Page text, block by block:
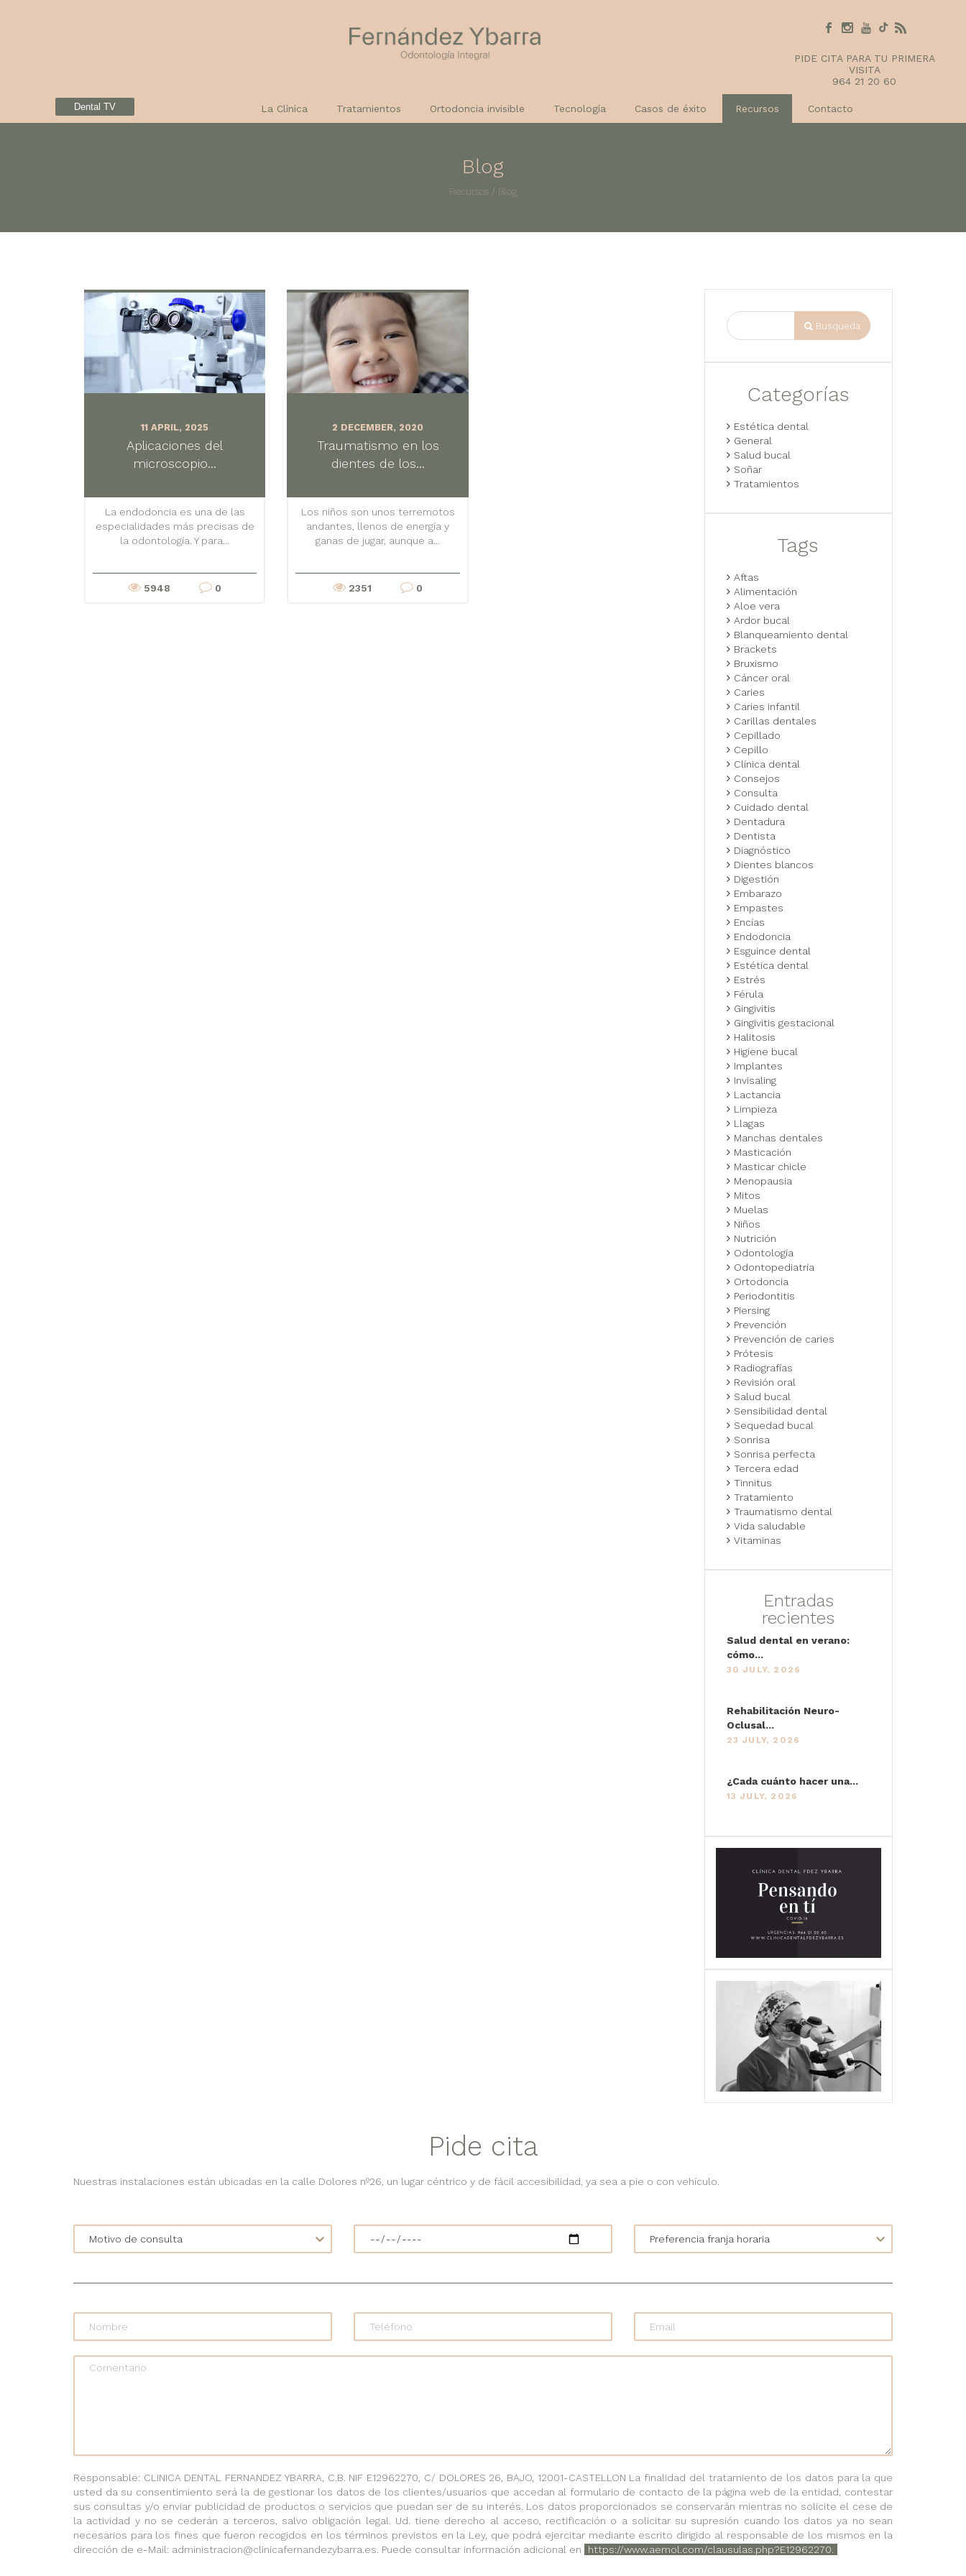
PIDE CITA PARA TU PRIMERA
VISITA
964 21 20 60
Dental TV La Clínica Tratamientos Ortodoncia invisible Tecnología Casos de éxito Recursos Contacto
Blog
Recursos / Blog
11 APRIL, 2025
Aplicaciones del
microscopio...
La endodoncia es una de las
especialidades más precisas de
la odontología. Y para...
5948 0
2 DECEMBER, 2020
Traumatismo en los
dientes de los...
Los niños son unos terremotos
andantes, llenos de energía y
ganas de jugar, aunque a...
2351 0
Busqueda
Categorías
Estética dental
General
Salud bucal
Soñar
Tratamientos
Tags
Aftas
Alimentación
Aloe vera
Ardor bucal
Blanqueamiento dental
Brackets
Bruxismo
Cáncer oral
Caries
Caries infantil
Carillas dentales
Cepillado
Cepillo
Clínica dental
Consejos
Consulta
Cuidado dental
Dentadura
Dentista
Diagnóstico
Dientes blancos
Digestión
Embarazo
Empastes
Encías
Endodoncia
Esguince dental
Estética dental
Estrés
Férula
Gingivitis
Gingivitis gestacional
Halitosis
Higiene bucal
Implantes
Invisaling
Lactancia
Limpieza
Llagas
Manchas dentales
Masticación
Masticar chicle
Menopausia
Mitos
Muelas
Niños
Nutrición
Odontología
Odontopediatría
Ortodoncia
Periodontitis
Piersing
Prevención
Prevención de caries
Prótesis
Radiografías
Revisión oral
Salud bucal
Sensibilidad dental
Sequedad bucal
Sonrisa
Sonrisa perfecta
Tercera edad
Tinnitus
Tratamiento
Traumatismo dental
Vida saludable
Vitaminas
Entradas
recientes
Salud dental en verano:
cómo...
30 JULY, 2026
Rehabilitación Neuro-
Oclusal...
23 JULY, 2026
¿Cada cuánto hacer una...
13 JULY, 2026
Pide cita
Nuestras instalaciones están ubicadas en la calle Dolores nº26, un lugar céntrico y de fácil accesibilidad, ya sea a pie o con vehículo.
Responsable: CLINICA DENTAL FERNANDEZ YBARRA, C.B. NIF E12962270, C/ DOLORES 26, BAJO, 12001-CASTELLON La finalidad del tratamiento de los datos para la que
usted da su consentimiento será la de gestionar los datos de los clientes/usuarios que accedan al formulario de contacto de la página web de la entidad, contestar
sus consultas y/o enviar publicidad de productos o servicios que puedan ser de su interés. Los datos proporcionados se conservarán mientras no solicite el cese de
la actividad y no se cederán a terceros, salvo obligación legal. Ud. tiene derecho al acceso, rectificación o a solicitar su supresión cuando los datos ya no sean
necesarios para los fines que fueron recogidos en los términos previstos en la Ley, que podrá ejercitar mediante escrito dirigido al responsable de los mismos en la
dirección de e-Mail: administracion@clinicafernandezybarra.es. Puede consultar información adicional en
https://www.aemol.com/clausulas.php?E12962270.